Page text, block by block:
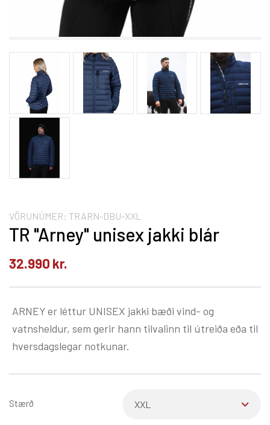
VÖRUNÚMER: TRARN-DBU-XXL
TR "Arney" unisex jakki blár
32.990 kr.
ARNEY er léttur UNISEX jakki bæði vind- og
vatnsheldur, sem gerir hann tilvalinn til útreiða eða til
hversdagslegar notkunar.
Stærð